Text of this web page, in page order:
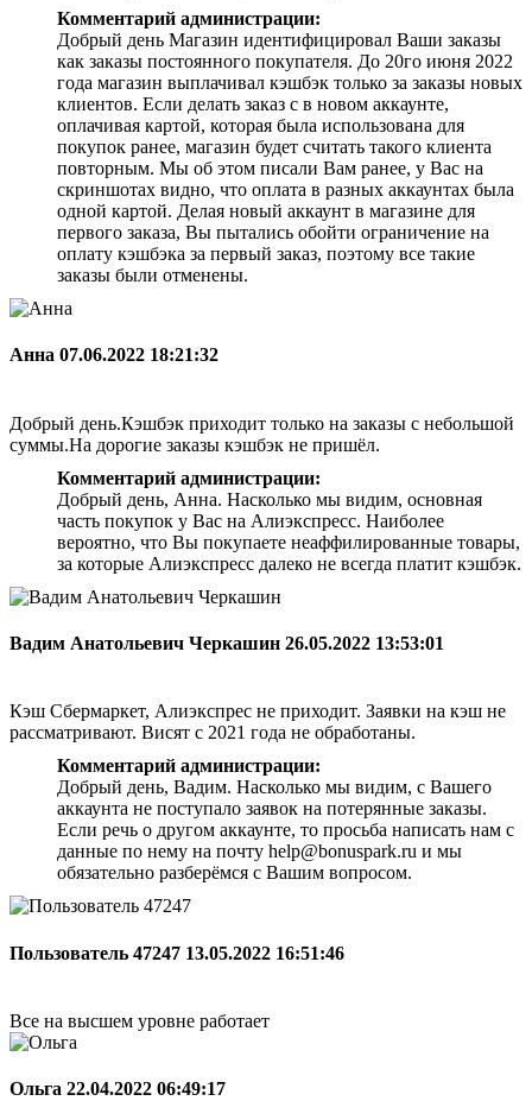
Комментарий администрации:
Добрый день Магазин идентифицировал Ваши заказы
как заказы постоянного покупателя. До 20го июня 2022
года магазин выплачивал кэшбэк только за заказы новых
клиентов. Если делать заказ с в новом аккаунте,
оплачивая картой, которая была использована для
покупок ранее, магазин будет считать такого клиента
повторным. Мы об этом писали Вам ранее, у Вас на
скриншотах видно, что оплата в разных аккаунтах была
одной картой. Делая новый аккаунт в магазине для
первого заказа, Вы пытались обойти ограничение на
оплату кэшбэка за первый заказ, поэтому все такие
заказы были отменены.
Анна 07.06.2022 18:21:32
Добрый день.Кэшбэк приходит только на заказы с небольшой
суммы.На дорогие заказы кэшбэк не пришёл.
Комментарий администрации:
Добрый день, Анна. Насколько мы видим, основная
часть покупок у Вас на Алиэкспресс. Наиболее
вероятно, что Вы покупаете неаффилированные товары,
за которые Алиэкспресс далеко не всегда платит кэшбэк.
Вадим Анатольевич Черкашин 26.05.2022 13:53:01
Кэш Сбермаркет, Алиэкспрес не приходит. Заявки на кэш не
рассматривают. Висят с 2021 года не обработаны.
Комментарий администрации:
Добрый день, Вадим. Насколько мы видим, с Вашего
аккаунта не поступало заявок на потерянные заказы.
Если речь о другом аккаунте, то просьба написать нам с
данные по нему на почту help@bonuspark.ru и мы
обязательно разберёмся с Вашим вопросом.
Пользователь 47247 13.05.2022 16:51:46
Все на высшем уровне работает
Ольга 22.04.2022 06:49:17